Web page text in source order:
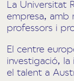
La Universitat
empresa,
professors i
El centre
investigació,
el talent a